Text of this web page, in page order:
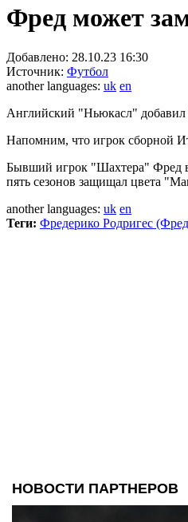
Фред может
Добавлено: 28.10.23 16:30
Источник: Футбол
another languages: uk en
Английский "Ньюкасл" добавил
Напомним, что игрок сборной
Бывший игрок "Шахтера" Фред в
пять сезонов защищал цвета
another languages: uk en
Теги: Фредерико Родригес